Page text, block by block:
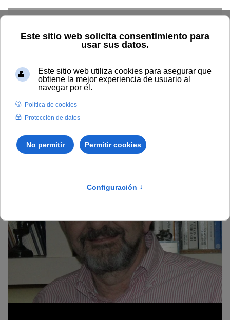
Home Profesorado Directorio profesor
Francisco de
Asís García Benítez